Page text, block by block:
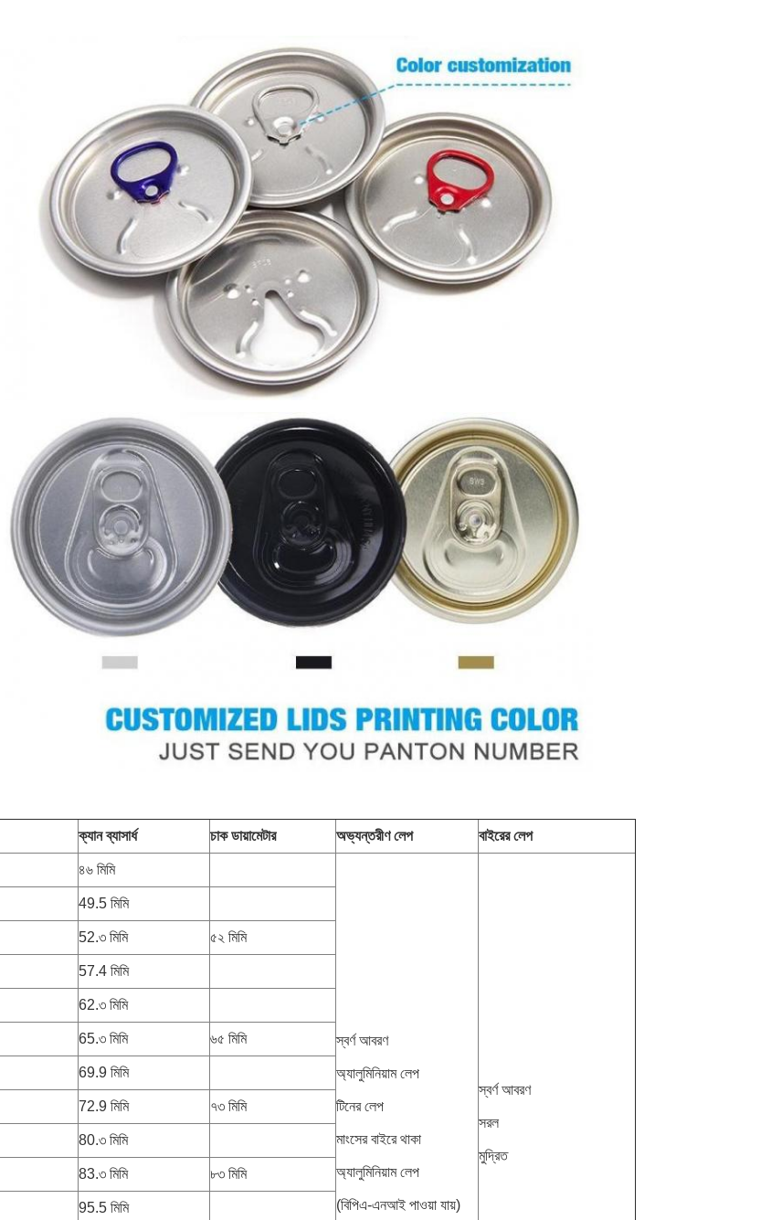
ক্যান ব্যাসার্ধ চাক ডায়ামেটার অভ্যন্তরীণ লেপ বাইরের লেপ
৪৬ মিমি
স্বর্ণ আবরণ
অ্যালুমিনিয়াম লেপ
টিনের লেপ
মাংসের বাইরে থাকা
অ্যালুমিনিয়াম লেপ
(বিপিএ-এনআই পাওয়া যায়)
স্বর্ণ আবরণ
সরল
মুদ্রিত
49.5 মিমি
52.৩ মিমি ৫২ মিমি
57.4 মিমি
62.৩ মিমি
65.৩ মিমি ৬৫ মিমি
69.9 মিমি
72.9 মিমি ৭৩ মিমি
80.৩ মিমি
83.৩ মিমি ৮৩ মিমি
95.5 মিমি